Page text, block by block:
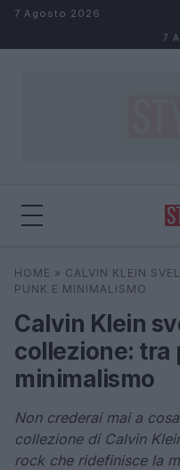
Salta al contenuto
7 Agosto 2026
7
Cerca
HOME » CALVIN KLEIN
PUNK E MINIMALISMO
Calvin Klein
collezione: tra
minimalismo
Non crederai mai a
collezione di Calvin
rock che ridefinisce la